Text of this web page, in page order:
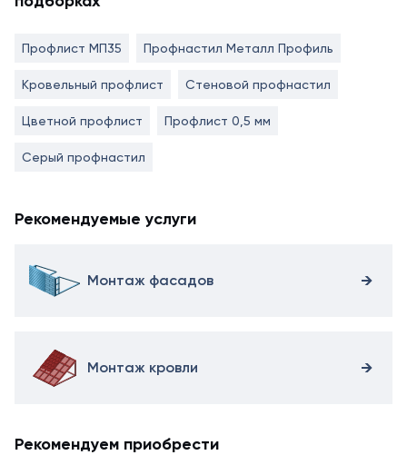
Профлист МП35 Профнастил Металл Профиль
Кровельный профлист Стеновой профнастил
Цветной профлист Профлист 0,5 мм
Серый профнастил
Рекомендуемые услуги
Монтаж фасадов
Монтаж кровли
Рекомендуем приобрести